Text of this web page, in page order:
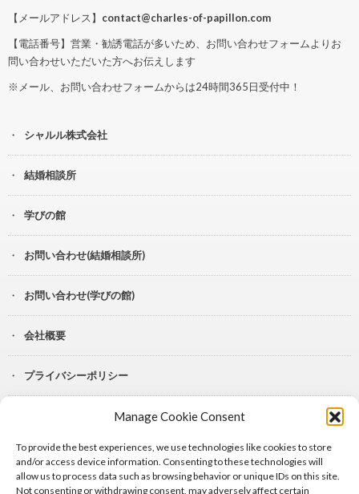
Manage Cookie Consent
To provide the best experiences, we use technologies like cookies to store
and/or access device information. Consenting to these technologies will
allow us to process data such as browsing behavior or unique IDs on this site.
Not consenting or withdrawing consent, may adversely affect certain
【メールアドレス】 contact@charles-of-papillon.com
【電話番号】営業・勧誘電話が多いため、お問い合わせフォームよりお
問い合わせいただいた方へお伝えします
※メール、お問い合わせフォームからは24時間365日受付中！
シャルル株式会社
結婚相談所
学びの館
お問い合わせ(結婚相談所)
お問い合わせ(学びの館)
会社概要
プライバシーポリシー
Lit.Link